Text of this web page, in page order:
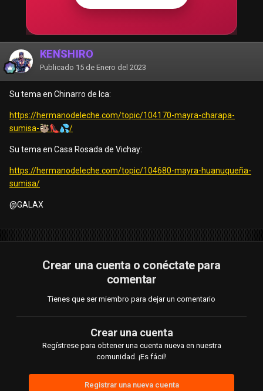
KENSHIRO
Publicado 15 de Enero del 2023
Su tema en Chinarro de Ica:
https://hermanodeleche.com/topic/104170-mayra-charapa-
sumisa-🦥👠💦/
Su tema en Casa Rosada de Vichay:
https://hermanodeleche.com/topic/104680-mayra-huanuqueña-
sumisa/
@GALAX
Crear una cuenta o conéctate para
comentar
Tienes que ser miembro para dejar un comentario
Crear una cuenta
Regístrese para obtener una cuenta nueva en nuestra
comunidad. ¡Es fácil!
Registrar una nueva cuenta